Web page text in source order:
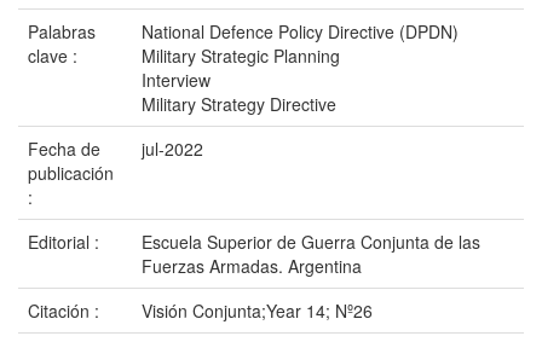
Palabras
clave :
National Defence Policy Directive (DPDN)
Military Strategic Planning
Interview
Military Strategy Directive
Fecha de
publicación
:
jul-2022
Editorial :
Escuela Superior de Guerra Conjunta de las
Fuerzas Armadas. Argentina
Citación :
Visión Conjunta;Year 14; Nº26